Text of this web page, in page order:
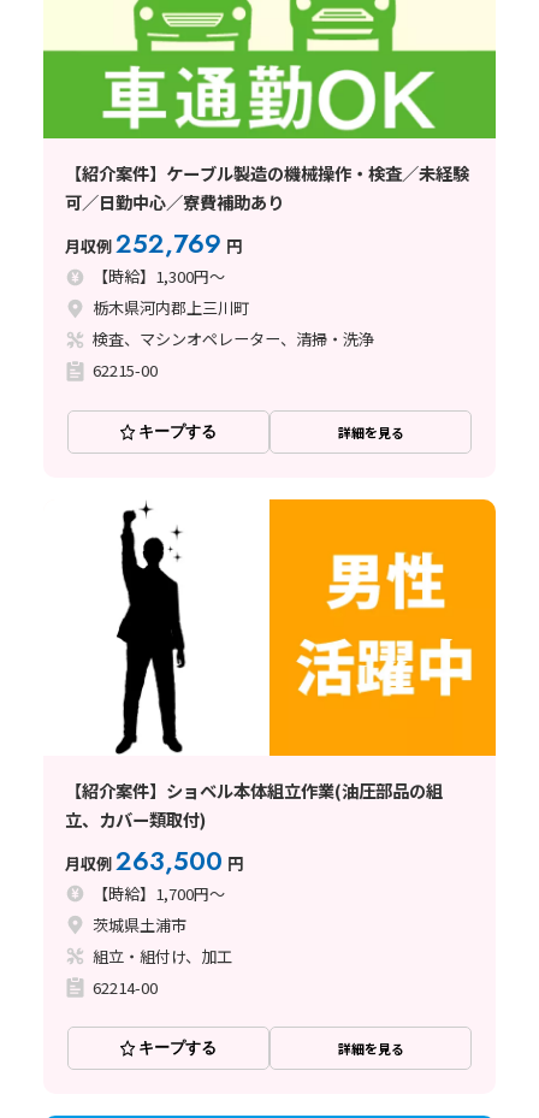
【紹介案件】ケーブル製造の機械操作・検査／未経験
可／日勤中心／寮費補助あり
月収例252,769 円
【時給】1,300円～
栃木県河内郡上三川町
検査、マシンオペレーター、清掃・洗浄
62215-00
キープする 詳細を見る
【紹介案件】ショベル本体組立作業(油圧部品の組
立、カバー類取付)
月収例263,500 円
【時給】1,700円～
茨城県土浦市
組立・組付け、加工
62214-00
キープする 詳細を見る